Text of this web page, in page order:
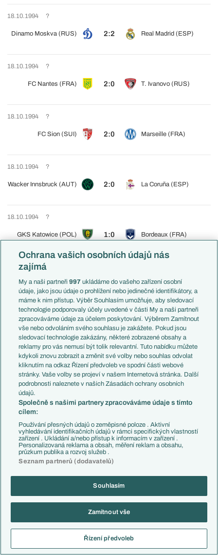
18.10.1994 ?
Dinamo Moskva (RUS) 2:2 Real Madrid (ESP)
18.10.1994 ?
FC Nantes (FRA) 2:0 T. Ivanovo (RUS)
18.10.1994 ?
FC Sion (SUI) 2:0 Marseille (FRA)
18.10.1994 ?
Wacker Innsbruck (AUT) 2:0 La Coruña (ESP)
18.10.1994 ?
GKS Katowice (POL) 1:0 Bordeaux (FRA)
18.10.1994
?
Newcastle United
(ENG)
3:2 Athletic Bilbao (ESP)
18.10.1994 ?
Rapid Bukurešť (ROU) 2:1 Frankfurt (GER)
18.10.1994 ?
Slovan Bratis. (SVK) 2:1 Dortmund (GER)
Trabzonspor (TUR) 1:0 Aston Villa (ENG)
0:0
1:1
Ochrana vašich osobních údajů nás
zajímá
My a naši partneři997 ukládáme do vašeho zařízení osobní
údaje, jako jsou údaje o prohlížení nebo jedinečné identifikátory, a
máme k nim přístup. Výběr Souhlasím umožňuje, aby sledovací
technologie podporovaly účely uvedené v části My a naši partneři
zpracováváme údaje za účelem poskytování. Výběrem Zamítnout
vše nebo odvoláním svého souhlasu je zakážete. Pokud jsou
sledovací technologie zakázány, některé zobrazené obsahy a
reklamy pro vás nemusí být tolik relevantní. Tuto nabídku můžete
kdykoli znovu zobrazit a změnit své volby nebo souhlas odvolat
kliknutím na odkaz Řízení předvoleb ve spodní části webové
stránky. Vaše volby se projeví v našem Internetová stránka. Další
podrobnosti naleznete v našich Zásadách ochrany osobních
údajů.
Společně s našimi partnery zpracováváme údaje s tímto
cílem:
Používání přesných údajů o zeměpisné poloze . Aktivní
vyhledávání identifikačních údajů v rámci specifických vlastností
zařízení . Ukládání a/nebo přístup k informacím v zařízení .
Personalizovaná reklama a obsah, měření reklam a obsahu,
průzkum publika a rozvoj služeb .
Seznam partnerů (dodavatelů)
Souhlasím
Zamítnout vše
Řízení předvoleb